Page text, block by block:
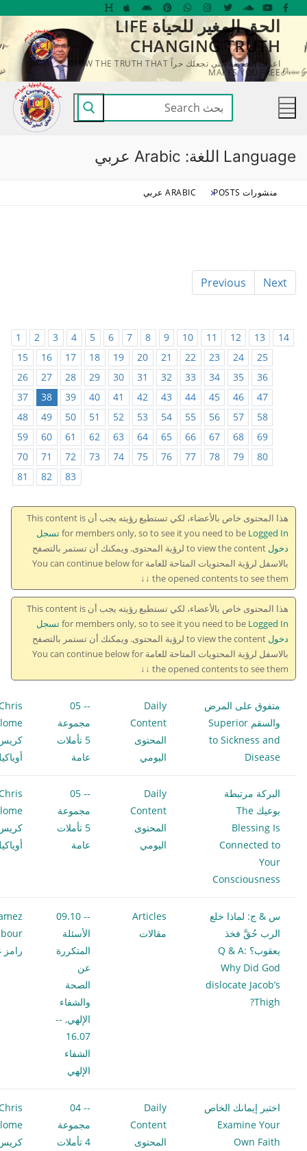
التجاوز
المحتوى
الحق المغير للحياة LIFE
CHANGING TRUTH
اعرف الحقيقة التي تجعلك حراً KNOW THE TRUTH THAT
MAKES YOU FREE
البحث
عن:
Language اللغة: Arabic عربي
منشورات POSTS ARABIC عربي
Previous Next
1 2 3 4 5 6 7 8 9 10 11 12 13
14
15
16 17 18 19 20 21 22 23 24
25
26
27 28 29 30 31 32 33 34 35
36
37
38 39 40 41 42 43 44 45 46
47
48
49 50 51 52 53 54 55 56 57
58
59
60 61 62 63 64 65 66 67 68
69
70
71 72 73 74 75 76 77 78 79
80
81
82 83
هذا المحتوى خاص بالأعضاء، لكي تستطيع رؤيته يجب أن This content is
for members only, so to see it you need to beLogged In تسجل
دخول
to view the content لرؤية المحتوى. ويمكنك أن تستمر بالتصفح
بالاسفل لرؤية المحتويات المتاحة للعامة You can continue below for
the opened contents to see them ↓↓
هذا المحتوى خاص بالأعضاء، لكي تستطيع رؤيته يجب أن This content is
for members only, so to see it you need to beLogged In تسجل
دخول
to view the content لرؤية المحتوى. ويمكنك أن تستمر بالتصفح
بالاسفل لرؤية المحتويات المتاحة للعامة You can continue below for
the opened contents to see them ↓↓
متفوق على المرض
والسقم Superior
to Sickness and
Disease
Daily
Content
المحتوى
اليومي
-- 05
مجموعة
5 تأملات
عامة
البركة مرتبطة
بوعيك The
Blessing Is
Connected to
Your
Consciousness
Daily
Content
المحتوى
اليومي
-- 05
مجموعة
5 تأملات
عامة
س & ج: لماذا خلع
الرب حُقَّ فخذ
يعقوب؟ Q & A:
Why Did God
dislocate Jacob’s
Thigh?
Articles
مقالات
-- 09.10
الأسئلة
المتكررة
عن
الصحة
والشفاء
الإلهي,
--
16.07
الشفاء
الإلهي
رامز
اختبر إيمانك الخاص
Examine Your
Own Faith
Daily
Content
المحتوى
-- 04
مجموعة
4 تأملات